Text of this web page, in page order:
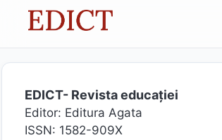
EDICT- Revista educației
Editor: Editura Agata
ISSN: 1582-909X